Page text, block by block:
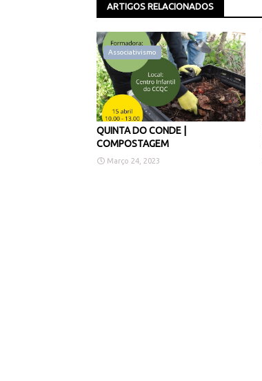
ARTIGOS RELACIONADOS
Associativismo
QUINTA DO CONDE |
COMPOSTAGEM
Março 24, 2023